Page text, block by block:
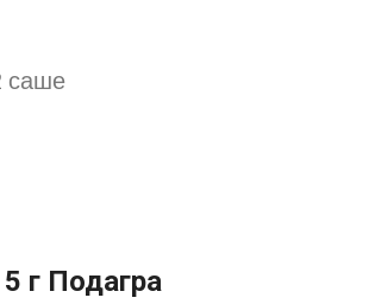
саше
г Подагра